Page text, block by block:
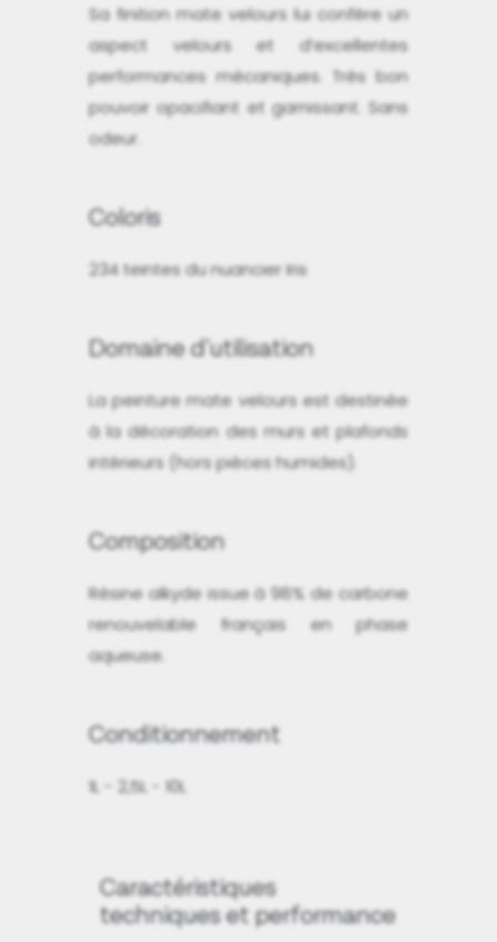
Sa finition mate velours lui confère un
aspect velours et d’excellentes
performances mécaniques. Très bon
pouvoir opacifiant et garnissant. Sans
odeur.
Coloris
234 teintes du nuancier Iris
Domaine d'utilisation
La peinture mate velours est destinée
à la décoration des murs et plafonds
intérieurs (hors pièces humides).
Composition
Résine alkyde issue à 98% de carbone
renouvelable français en phase
aqueuse.
Conditionnement
1L - 2,5L - 10L
Caractéristiques
techniques et performance